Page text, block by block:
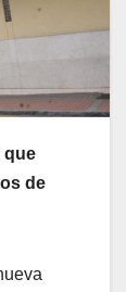
que
de